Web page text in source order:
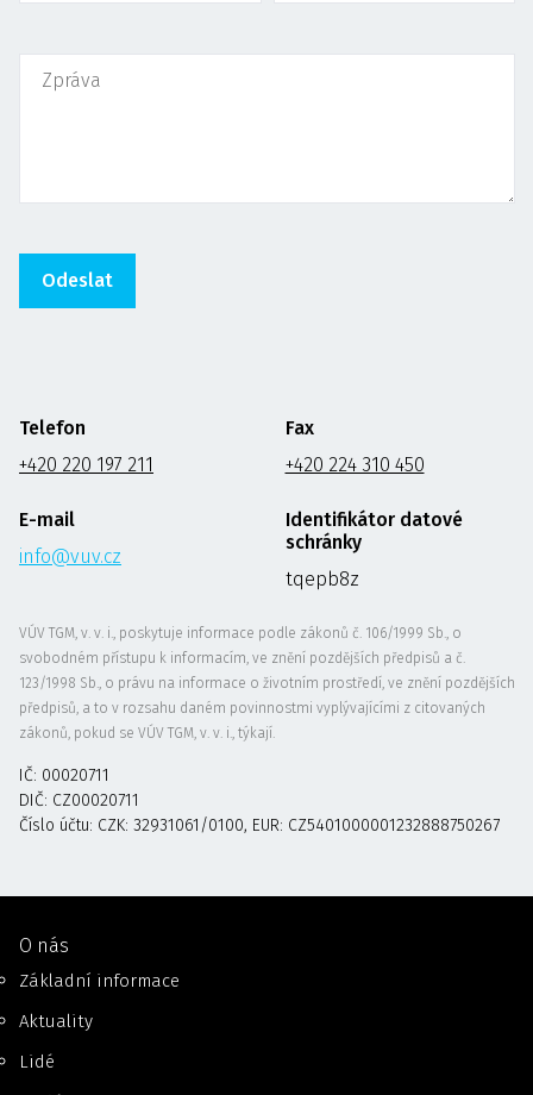
Telefon
+420 220 197 211
E-mail
info@vuv.cz
Fax
+420 224 310 450
Identifikátor datové
schránky
tqepb8z
VÚV TGM, v. v. i., poskytuje informace podle zákonů č. 106/1999 Sb., o
svobodném přístupu k informacím, ve znění pozdějších předpisů a č.
123/1998 Sb., o právu na informace o životním prostředí, ve znění pozdějších
předpisů, a to v rozsahu daném povinnostmi vyplývajícími z citovaných
zákonů, pokud se VÚV TGM, v. v. i., týkají.
IČ: 00020711
DIČ: CZ00020711
Číslo účtu: CZK: 32931061/0100, EUR: CZ5401000001232888750267
O nás
Základní informace
Aktuality
Lidé